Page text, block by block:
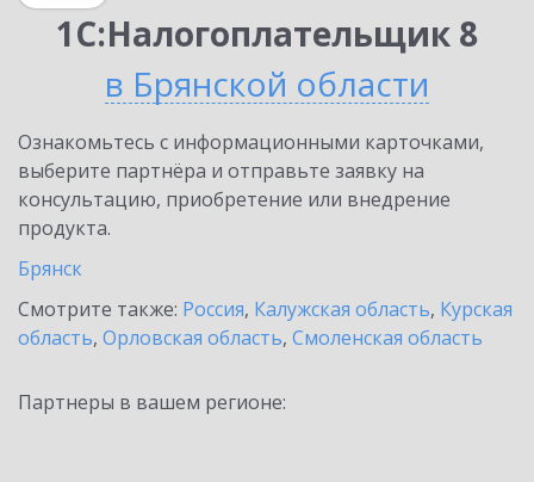
1С:Налогоплательщик 8
в Брянской области
Ознакомьтесь с информационными карточками,
выберите партнёра и отправьте заявку на
консультацию, приобретение или внедрение
продукта.
Брянск
Смотрите также: Россия, Калужская область, Курская
область, Орловская область, Смоленская область
Партнеры в вашем регионе: